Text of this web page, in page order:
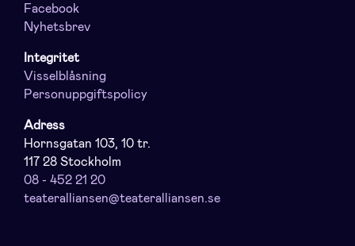
Facebook
Nyhetsbrev
Integritet
Visselblåsning
Personuppgiftspolicy
Adress
Hornsgatan 103, 10 tr.
117 28 Stockholm
08 - 452 21 20
teateralliansen@teateralliansen.se